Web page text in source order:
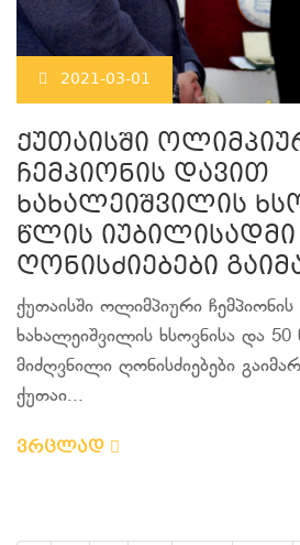
2021-03-01
ქუთაისში
ჩემპიონის დავით
ხახალეიშვილის
წლის
ღონისძიებები
ქუთაისში ოლიმპიური
ხახალეიშვილის ხსოვნისა და
მიძღვნილი ღონისძიებები
ქუთაი...
ვრცლად